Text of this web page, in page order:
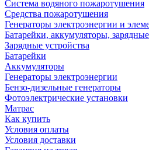
Система водяного пожаротушения
Средства пожаротушения
Генераторы электроэнергии и
Батарейки, аккумуляторы,
Зарядные устройства
Батарейки
Аккумуляторы
Генераторы электроэнергии
Бензо-дизельные генераторы
Фотоэлектрические установки
Матрас
Как купить
Условия оплаты
Условия доставки